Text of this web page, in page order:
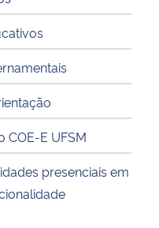
COE-E UFSM
presenciais em